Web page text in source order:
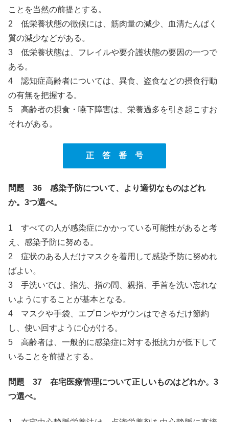
ことを当然の前提とする。
2 低栄養状態の徴候には、筋肉量の減少、血清たんぱく
質の減少などがある。
3 低栄養状態は、フレイルや要介護状態の要因の一つで
ある。
4 認知症高齢者については、異食、盗食などの摂食行動
の有無を把握する。
5 高齢者の摂食・嚥下障害は、栄養過多を引き起こすお
それがある。
正 答 番 号
問題 36 感染予防について、より適切なものはどれ
か。3つ選べ。
1 すべての人が感染症にかかっている可能性があると考
え、感染予防に努める。
2 症状のある人だけマスクを着用して感染予防に努めれ
ばよい。
3 手洗いでは、指先、指の間、親指、手首を洗い忘れな
いようにすることが基本となる。
4 マスクや手袋、エプロンやガウンはできるだけ節約
し、使い回すように心がける。
5 高齢者は、一般的に感染症に対する抵抗力が低下して
いることを前提とする。
問題 37 在宅医療管理について正しいものはどれか。3
つ選べ。